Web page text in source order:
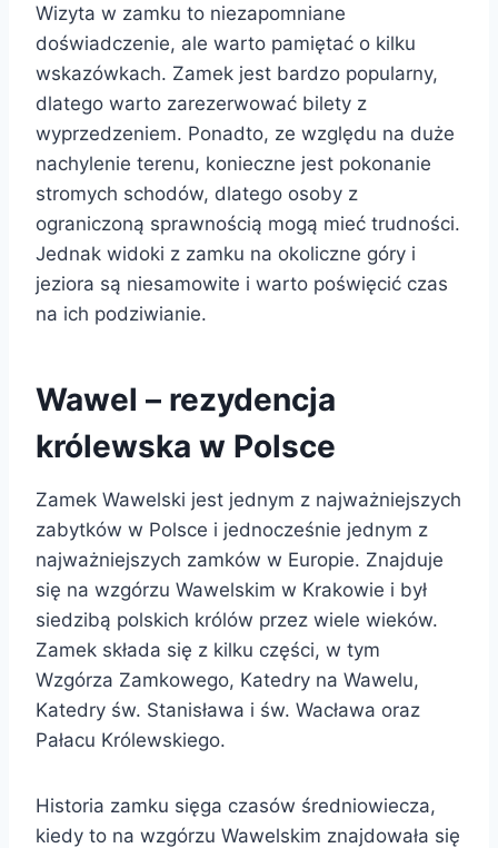
Wizyta w zamku to niezapomniane
doświadczenie, ale warto pamiętać o kilku
wskazówkach. Zamek jest bardzo popularny,
dlatego warto zarezerwować bilety z
wyprzedzeniem. Ponadto, ze względu na duże
nachylenie terenu, konieczne jest pokonanie
stromych schodów, dlatego osoby z
ograniczoną sprawnością mogą mieć trudności.
Jednak widoki z zamku na okoliczne góry i
jeziora są niesamowite i warto poświęcić czas
na ich podziwianie.
Wawel – rezydencja
królewska w Polsce
Zamek Wawelski jest jednym z najważniejszych
zabytków w Polsce i jednocześnie jednym z
najważniejszych zamków w Europie. Znajduje
się na wzgórzu Wawelskim w Krakowie i był
siedzibą polskich królów przez wiele wieków.
Zamek składa się z kilku części, w tym
Wzgórza Zamkowego, Katedry na Wawelu,
Katedry św. Stanisława i św. Wacława oraz
Pałacu Królewskiego.
Historia zamku sięga czasów średniowiecza,
kiedy to na wzgórzu Wawelskim znajdowała się